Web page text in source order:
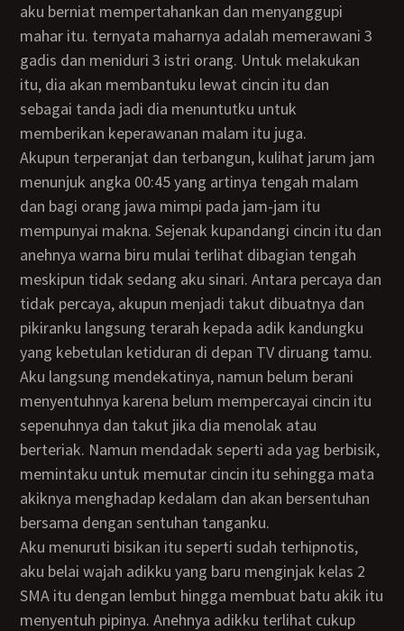
aku berniat mempertahankan dan menyanggupi
mahar itu. ternyata maharnya adalah memerawani 3
gadis dan meniduri 3 istri orang. Untuk melakukan
itu, dia akan membantuku lewat cincin itu dan
sebagai tanda jadi dia menuntutku untuk
memberikan keperawanan malam itu juga.
Akupun terperanjat dan terbangun, kulihat jarum jam
menunjuk angka 00:45 yang artinya tengah malam
dan bagi orang jawa mimpi pada jam-jam itu
mempunyai makna. Sejenak kupandangi cincin itu dan
anehnya warna biru mulai terlihat dibagian tengah
meskipun tidak sedang aku sinari. Antara percaya dan
tidak percaya, akupun menjadi takut dibuatnya dan
pikiranku langsung terarah kepada adik kandungku
yang kebetulan ketiduran di depan TV diruang tamu.
Aku langsung mendekatinya, namun belum berani
menyentuhnya karena belum mempercayai cincin itu
sepenuhnya dan takut jika dia menolak atau
berteriak. Namun mendadak seperti ada yag berbisik,
memintaku untuk memutar cincin itu sehingga mata
akiknya menghadap kedalam dan akan bersentuhan
bersama dengan sentuhan tanganku.
Aku menuruti bisikan itu seperti sudah terhipnotis,
aku belai wajah adikku yang baru menginjak kelas 2
SMA itu dengan lembut hingga membuat batu akik itu
menyentuh pipinya. Anehnya adikku terlihat cukup